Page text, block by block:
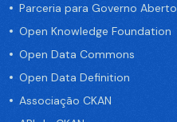
Parceria para Governo Aberto
Open Knowledge Foundation
Open Data Commons
Open Data Definition
Associação CKAN